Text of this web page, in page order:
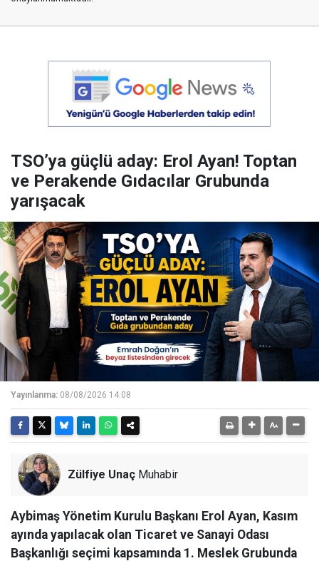
TSO’ya güçlü aday: Erol Ayan! Toptan
ve Perakende Gıdacılar Grubunda
yarışacak
Yayınlanma: 08/08/2026 14:08
Zülfiye Unaç Muhabir
Aybimaş Yönetim Kurulu Başkanı Erol Ayan, Kasım
ayında yapılacak olan Ticaret ve Sanayi Odası
Başkanlığı seçimi kapsamında 1. Meslek Grubunda